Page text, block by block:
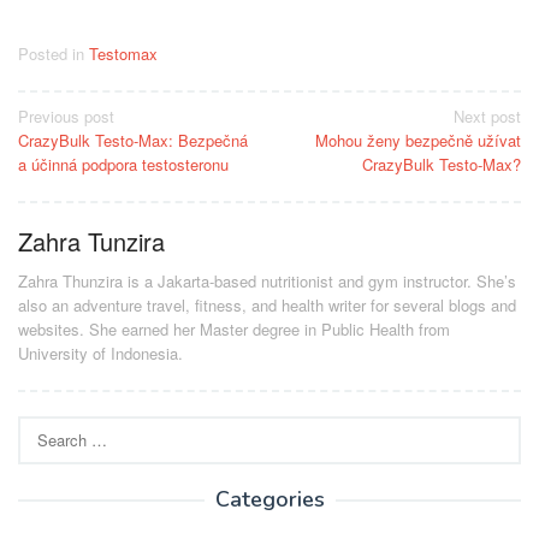
Posted in Testomax
Post
navigation
Previous post
CrazyBulk Testo-Max: Bezpečná
a účinná podpora testosteronu
Next post
Mohou ženy bezpečně užívat
CrazyBulk Testo-Max?
Zahra Tunzira
Zahra Thunzira is a Jakarta-based nutritionist and gym instructor. She’s
also an adventure travel, fitness, and health writer for several blogs and
websites. She earned her Master degree in Public Health from
University of Indonesia.
for:
Categories